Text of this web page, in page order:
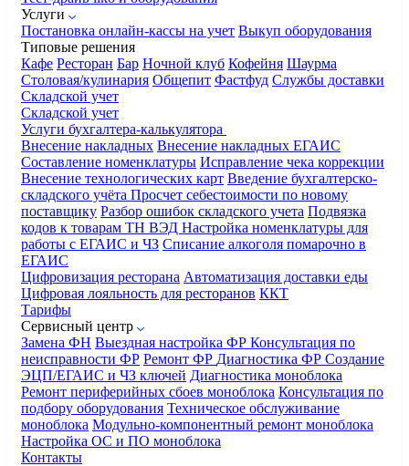
Услуги
Постановка онлайн-кассы на учет Выкуп оборудования
Типовые решения
Кафе Ресторан Бар Ночной клуб Кофейня Шаурма
Столовая/кулинария Общепит Фастфуд Службы доставки
Складской учет
Складской учет
Услуги бухгалтера-калькулятора
Внесение накладных Внесение накладных ЕГАИС
Составление номенклатуры Исправление чека коррекции
Внесение технологических карт Введение бухгалтерско-
складского учёта Просчет себестоимости по новому
поставщику Разбор ошибок складского учета Подвязка
кодов к товарам ТН ВЭД Настройка номенклатуры для
работы с ЕГАИС и ЧЗ Списание алкоголя помарочно в
ЕГАИС
Цифровизация ресторана Автоматизация доставки еды
Цифровая лояльность для ресторанов ККТ
Тарифы
Сервисный центр
Замена ФН Выездная настройка ФР Консультация по
неисправности ФР Ремонт ФР Диагностика ФР Создание
ЭЦП/ЕГАИС и ЧЗ ключей Диагностика моноблока
Ремонт периферийных сбоев моноблока Консультация по
подбору оборудования Техническое обслуживание
моноблока Модульно-компонентный ремонт моноблока
Настройка ОС и ПО моноблока
Контакты